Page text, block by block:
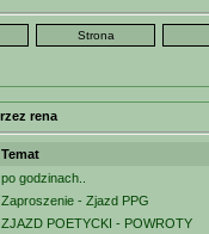
rena
Temat
po godzinach..
Zaproszenie - Zjazd PPG
ZJAZD POETYCKI - POWROTY